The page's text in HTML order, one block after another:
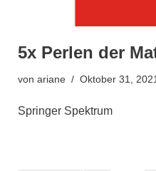
5x Perlen der
von ariane Oktober 31,
Springer Spektrum